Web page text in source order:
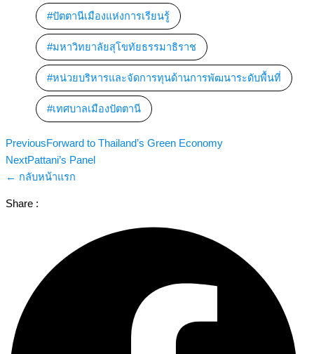
ปัตตานีเมืองแห่งการเรียนรู้
มหาวิทยาลัยสุโขทัยธรรมาธิราช
หน่วยบริหารและจัดการทุนด้านการพัฒนาระดับพื้นที่
เทศบาลเมืองปัตตานี
PreviousForward to Thailand’s Green Economy
NextPattani’s Panel
← กลับหน้าแรก
Share :